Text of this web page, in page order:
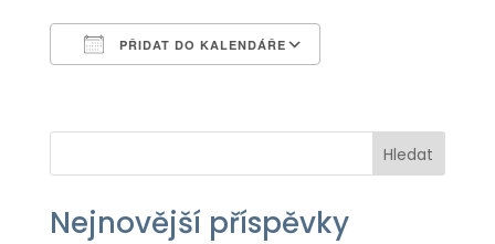
PŘIDAT DO KALENDÁŘE
Hledat
Nejnovější příspěvky